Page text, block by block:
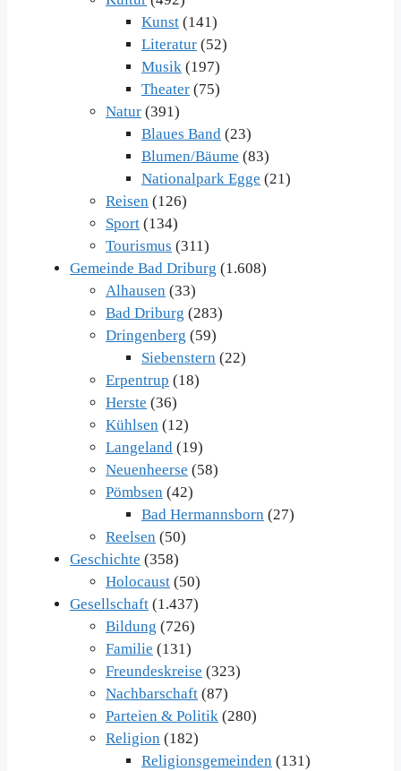
Kunst (141)
Literatur (52)
Musik (197)
Theater (75)
Natur (391)
Blaues Band (23)
Blumen/Bäume (83)
Nationalpark Egge (21)
Reisen (126)
Sport (134)
Tourismus (311)
Gemeinde Bad Driburg (1.608)
Alhausen (33)
Bad Driburg (283)
Dringenberg (59)
Siebenstern (22)
Erpentrup (18)
Herste (36)
Kühlsen (12)
Langeland (19)
Neuenheerse (58)
Pömbsen (42)
Bad Hermannsborn (27)
Reelsen (50)
Geschichte (358)
Holocaust (50)
Gesellschaft (1.437)
Bildung (726)
Familie (131)
Freundeskreise (323)
Nachbarschaft (87)
Parteien & Politik (280)
Religion (182)
Religionsgemeinden (131)